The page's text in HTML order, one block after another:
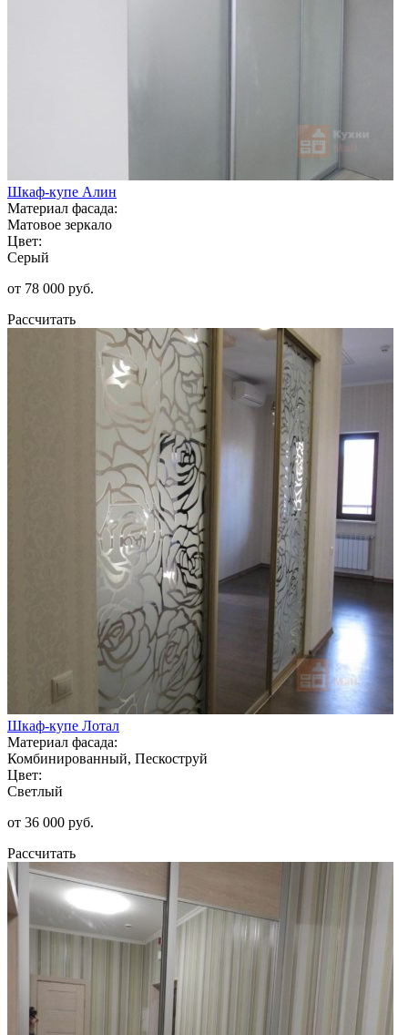
Шкаф-купе Алин
Материал фасада:
Матовое зеркало
Цвет:
Серый
от 78 000 руб.
Рассчитать
Шкаф-купе Лотал
Материал фасада:
Комбинированный, Пескоструй
Цвет:
Светлый
от 36 000 руб.
Рассчитать